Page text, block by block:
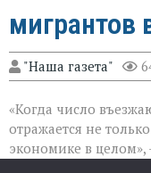
мигрантов
"Наша газета"
«Когда число
отражается не
экономике в